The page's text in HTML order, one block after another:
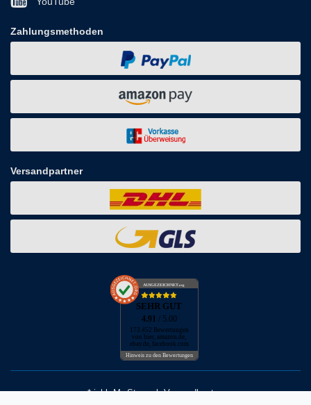
Zahlungsmethoden
Versandpartner
AUSGEZEICHNET.org
SEHR GUT
4.91 / 5.00
173.452 Bewertungen
von hier, amazon.de,
ebay.de, facebook.com
Hinweis zu den Bewertungen
* inkl. MwSt. zzgl. Versandkosten